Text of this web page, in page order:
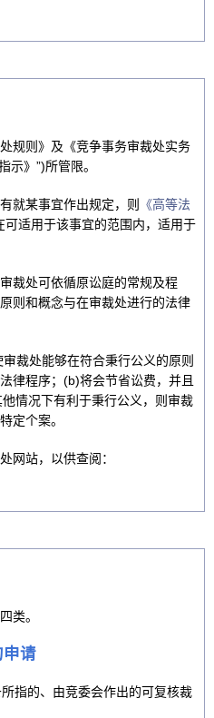
规则》及《竞争事务审裁处实务
示》”)所管限。
就某事宜作出规定，则
《高等法
可适用于该事宜的范围内，适用于
裁处可依循原讼庭的常规及程
则和概念与在审裁处进行的法律
裁处能够在符合秉行公义的原则
律程序；(b)将会节省讼费，并且
情况下有利于秉行公义，则审裁
定个案。
网站，以供查阅：
类。
申请
指的、由竞委会作出的可复核裁